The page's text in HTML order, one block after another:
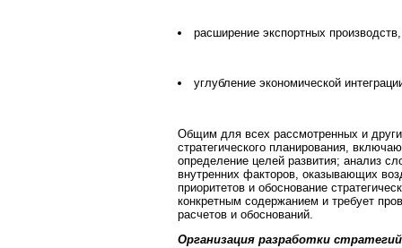
расширение экспортных
углубление экономической
Общим для всех рассмотренных и
стратегического планирования,
определение целей развития; анализ
внутренних факторов, оказывающих
приоритетов и обоснование
конкретным содержанием и требует
расчетов и обоснований.
Организация разработки стратегий